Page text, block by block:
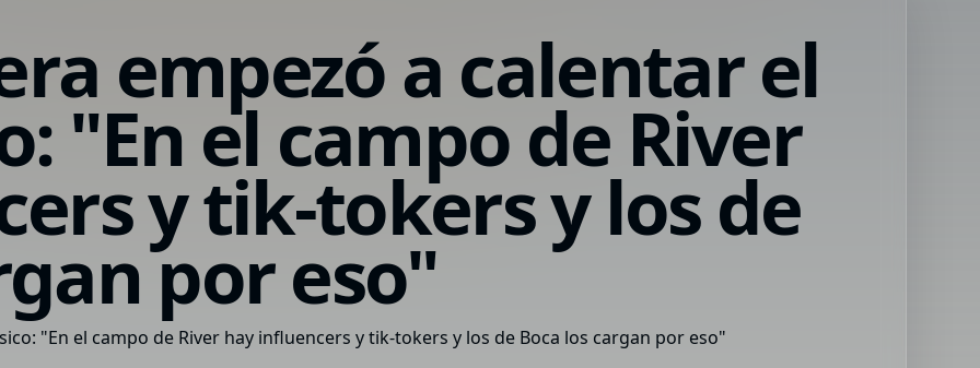
empezó a calentar el
"En el campo de River
y tik-tokers y los de
por eso"